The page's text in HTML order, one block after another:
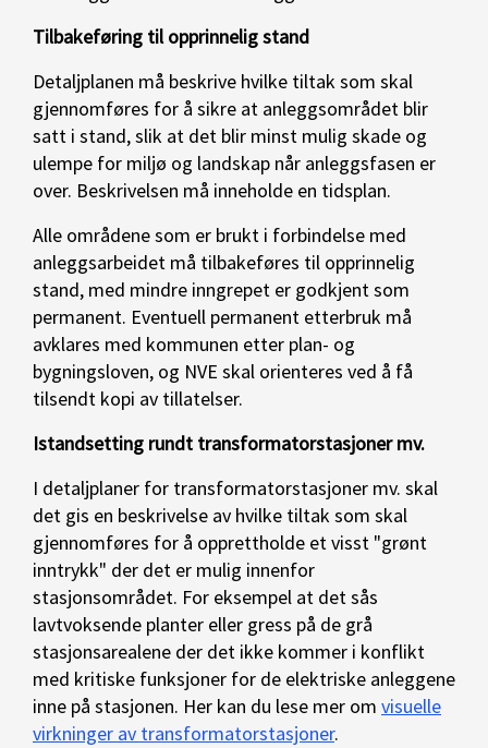
Tilbakeføring til opprinnelig stand
Detaljplanen må beskrive hvilke tiltak som skal
gjennomføres for å sikre at anleggsområdet blir
satt i stand, slik at det blir minst mulig skade og
ulempe for miljø og landskap når anleggsfasen er
over. Beskrivelsen må inneholde en tidsplan.
Alle områdene som er brukt i forbindelse med
anleggsarbeidet må tilbakeføres til opprinnelig
stand, med mindre inngrepet er godkjent som
permanent. Eventuell permanent etterbruk må
avklares med kommunen etter plan- og
bygningsloven, og NVE skal orienteres ved å få
tilsendt kopi av tillatelser.
Istandsetting rundt transformatorstasjoner mv.
I detaljplaner for transformatorstasjoner mv. skal
det gis en beskrivelse av hvilke tiltak som skal
gjennomføres for å opprettholde et visst "grønt
inntrykk" der det er mulig innenfor
stasjonsområdet. For eksempel at det sås
lavtvoksende planter eller gress på de grå
stasjonsarealene der det ikke kommer i konflikt
med kritiske funksjoner for de elektriske anleggene
inne på stasjonen. Her kan du lese mer om visuelle
virkninger av transformatorstasjoner.